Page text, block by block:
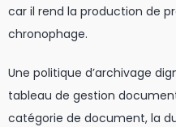
car il rend la production de
chronophage.
Une politique d’archivage
tableau de gestion
catégorie de document, la